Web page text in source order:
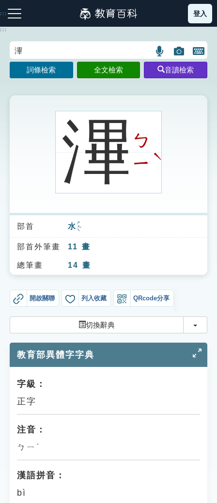
到
主
:::
注音索引圖示 筆畫索引圖示 部首索引表圖示
索引選單
知識索引
單字索引
遊戲專區
教學應用
貓頭鷹博士
登入
:::
語
言
搜
示
圖
片
搜
開
鍵
圖
詞條檢索 全文檢索 音讀檢索
滭ㄅ
ㄧˋ
部首 水 ㄕㄨㄟˇ
部首外筆畫 11 畫
總筆畫 14 畫
開啟關聯 列入收藏 QRcode分享
切換辭典 切換
教育部異體字字典
字級：
正字
注音：
ㄅㄧˋ
漢語拼音：
bì